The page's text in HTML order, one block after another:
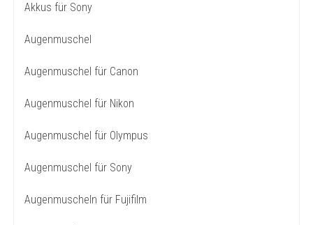
Akkus für Sony
Augenmuschel
Augenmuschel für Canon
Augenmuschel für Nikon
Augenmuschel für Olympus
Augenmuschel für Sony
Augenmuscheln für Fujifilm